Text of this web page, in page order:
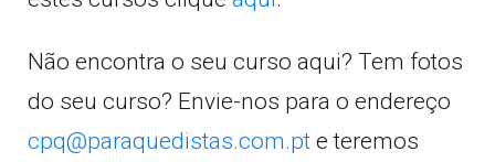
Não encontra o seu curso aqui? Tem fotos
do seu curso? Envie-nos para o endereço
cpq@paraquedistas.com.pt e teremos